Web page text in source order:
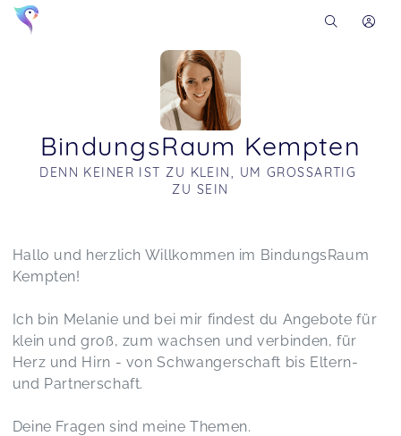
BindungsRaum Kempten
DENN KEINER IST ZU KLEIN, UM GROSSARTIG Z
U SEIN
Hallo und herzlich Willkommen im BindungsRaum
Kempten!
Ich bin Melanie und bei mir findest du Angebote für
klein und groß, zum wachsen und verbinden, für
Herz und Hirn - von Schwangerschaft bis Eltern-
und Partnerschaft.
Deine Fragen sind meine Themen.